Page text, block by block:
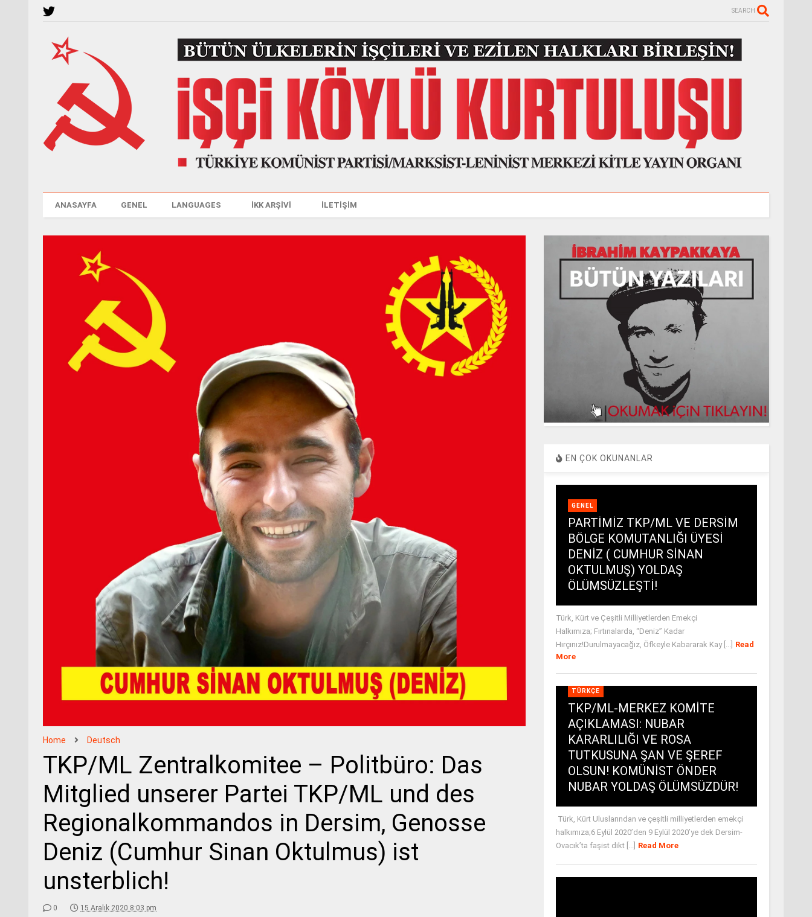
SEARCH
ANASAYFA GENEL LANGUAGES İKK ARŞİVİ İLETİŞİM
Home Deutsch
TKP/ML Zentralkomitee – Politbüro: Das
Mitglied unserer Partei TKP/ML und des
Regionalkommandos in Dersim, Genosse
Deniz (Cumhur Sinan Oktulmus) ist
unsterblich!
0 15 Aralık 2020 8:03 pm
EN ÇOK OKUNANLAR
GENEL
PARTİMİZ TKP/ML VE DERSİM
BÖLGE KOMUTANLIĞI ÜYESİ
DENİZ ( CUMHUR SİNAN
OKTULMUŞ) YOLDAŞ
ÖLÜMSÜZLEŞTİ!
Türk, Kürt ve Çeşitli Milliyetlerden Emekçi
Halkımıza; Fırtınalarda, “Deniz” Kadar
Hırçınız!Durulmayacağız, Öfkeyle Kabararak Kay [...] Read
More
TÜRKÇE
TKP/ML-MERKEZ KOMİTE
AÇIKLAMASI: NUBAR
KARARLILIĞI VE ROSA
TUTKUSUNA ŞAN VE ŞEREF
OLSUN! KOMÜNİST ÖNDER
NUBAR YOLDAŞ ÖLÜMSÜZDÜR!
Türk, Kürt Uluslarından ve çeşitli milliyetlerden emekçi
halkımıza;6 Eylül 2020’den 9 Eylül 2020’ye dek Dersim-
Ovacık’ta faşist dikt [...] Read More